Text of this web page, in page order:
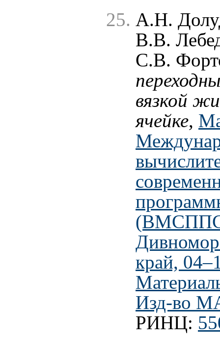
А.Н.
В.В.
С.В.
вязкой
ячейке,
край,
Изд-во
РИНЦ: